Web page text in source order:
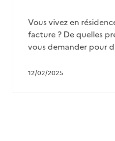
12/02/2025
Vous vivez en
facture ? De quelles
vous demander pour